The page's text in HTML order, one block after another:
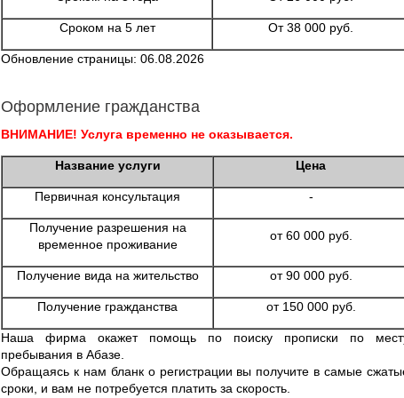
Сроком на 5 лет От 38 000 руб.
Обновление страницы: 06.08.2026
Оформление гражданства
ВНИМАНИЕ! Услуга временно не оказывается.
Название услуги Цена
Первичная консультация -
Получение разрешения на
временное проживание
от 60 000 руб.
Получение вида на жительство от 90 000 руб.
Получение гражданства от 150 000 руб.
Наша фирма окажет помощь по поиску прописки по
пребывания в Абазе.
Обращаясь к нам бланк о регистрации вы получите в самые
сроки, и вам не потребуется платить за скорость.